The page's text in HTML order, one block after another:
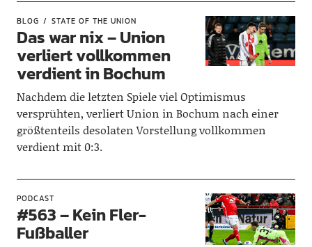
BLOG STATE OF THE UNION
Das war nix – Union
verliert vollkommen
verdient in Bochum
Nachdem die letzten Spiele viel Optimismus
versprühten, verliert Union in Bochum nach einer
größtenteils desolaten Vorstellung vollkommen
verdient mit 0:3.
PODCAST
#563 – Kein Fler-
Fußballer